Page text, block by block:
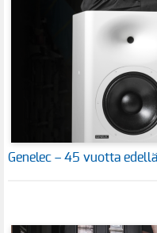
Genelec – 45 vuotta